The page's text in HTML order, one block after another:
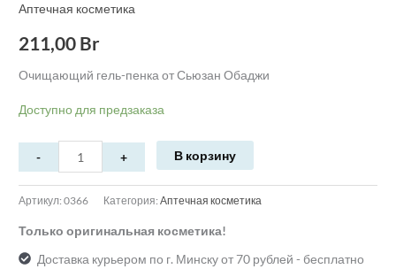
Аптечная косметика
211,00 Br
Очищающий гель-пенка от Сьюзан Обаджи
Доступно для предзаказа
В корзину
Артикул:0366 Категория:Аптечная косметика
Только оригинальная косметика!
Доставка курьером по г. Минску от 70 рублей - бесплатно